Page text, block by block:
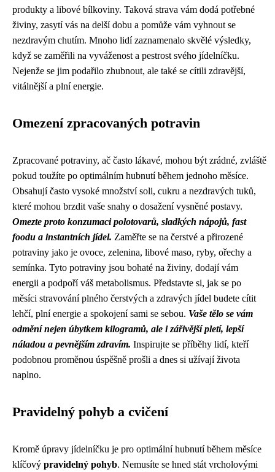
produkty a libové bílkoviny. Taková strava vám dodá potřebné
živiny, zasytí vás na delší dobu a pomůže vám vyhnout se
nezdravým chutím. Mnoho lidí zaznamenalo skvělé výsledky,
když se zaměřili na vyváženost a pestrost svého jídelníčku.
Nejenže se jim podařilo zhubnout, ale také se cítili zdravější,
vitálnější a plní energie.
Omezení zpracovaných potravin
Zpracované potraviny, ač často lákavé, mohou být zrádné, zvláště
pokud toužíte po optimálním hubnutí během jednoho měsíce.
Obsahují často vysoké množství soli, cukru a nezdravých tuků,
které mohou brzdit vaše snahy o dosažení vysněné postavy.
Omezte proto konzumaci polotovarů, sladkých nápojů, fast
foodu a instantních jídel. Zaměřte se na čerstvé a přirozené
potraviny jako je ovoce, zelenina, libové maso, ryby, ořechy a
semínka. Tyto potraviny jsou bohaté na živiny, dodají vám
energii a podpoří váš metabolismus. Představte si, jak se po
měsíci stravování plného čerstvých a zdravých jídel budete cítit
lehčí, plní energie a spokojení sami se sebou. Vaše tělo se vám
odmění nejen úbytkem kilogramů, ale i zářivější pletí, lepší
náladou a pevnějším zdravím. Inspirujte se příběhy lidí, kteří
podobnou proměnou úspěšně prošli a dnes si užívají života
naplno.
Pravidelný pohyb a cvičení
Kromě úpravy jídelníčku je pro optimální hubnutí během měsíce
klíčový pravidelný pohyb. Nemusíte se hned stát vrcholovými